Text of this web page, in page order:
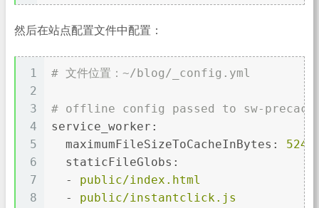
然后在站点配置文件中配置：
1
2
3
4
5
6
7
8
# 文件位置：~/blog/_config.yml
# offline config passed to sw-
service_worker:
maximumFileSizeToCacheInBytes:
staticFileGlobs:
-
public/index.html
-
public/instantclick.js